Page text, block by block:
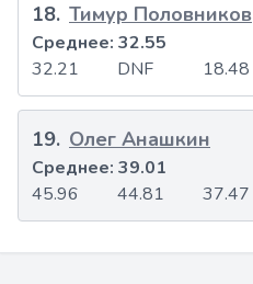
18. Тимур Половников
32.21 DNF 18.48
Среднее: 32.55
19. Олег Анашкин
45.96 44.81 37.47
Среднее: 39.01